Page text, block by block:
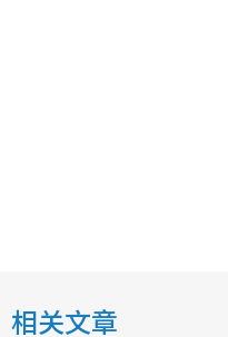
相关文章